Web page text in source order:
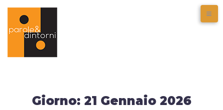
Giorno: 21 Gennaio 2026